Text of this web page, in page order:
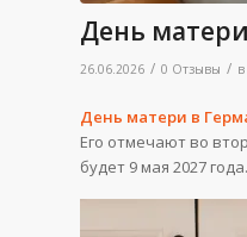
День
26.06.2026 / 0 Отзывы / в
День матери в
Его отмечают во
будет 9 мая 2027 года.